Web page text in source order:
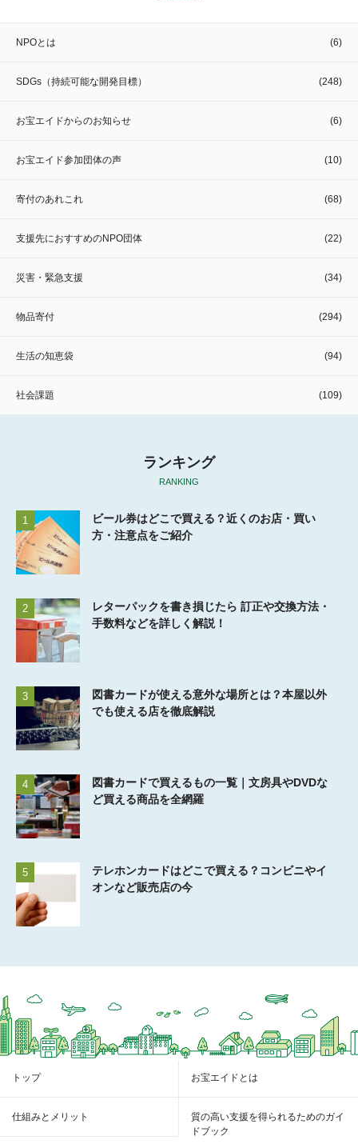
NPOとは (6)
SDGs（持続可能な開発目標） (248)
お宝エイドからのお知らせ (6)
お宝エイド参加団体の声 (10)
寄付のあれこれ (68)
支援先におすすめのNPO団体 (22)
災害・緊急支援 (34)
物品寄付 (294)
生活の知恵袋 (94)
社会課題 (109)
ランキング
RANKING
1
ビール券はどこで買える？近くのお店・買い
方・注意点をご紹介
2
レターパックを書き損じたら 訂正や交換方法・
手数料などを詳しく解説！
3
図書カードが使える意外な場所とは？本屋以外
でも使える店を徹底解説
4
図書カードで買えるもの一覧｜文房具やDVDな
ど買える商品を全網羅
5
テレホンカードはどこで買える？コンビニやイ
オンなど販売店の今
トップ お宝エイドとは
仕組みとメリット
質の高い支援を得られるためのガイ
ドブック